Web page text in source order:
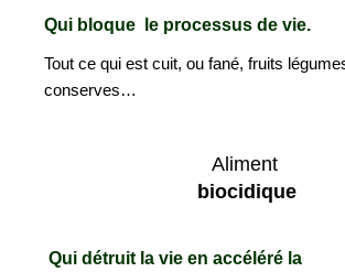
Qui bloque le processus de vie.
Tout ce qui est cuit, ou fané, fruits
conserves…
Aliment
biocidique
Qui détruit la vie en accéléré la